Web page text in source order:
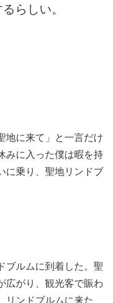
らしい。
地に来て」と一言だけ
みに入った僕は暇を持
に乗り、聖地リンドブ
ブルムに到着した。聖
広がり、観光客で賑わ
リンドブルムに来た